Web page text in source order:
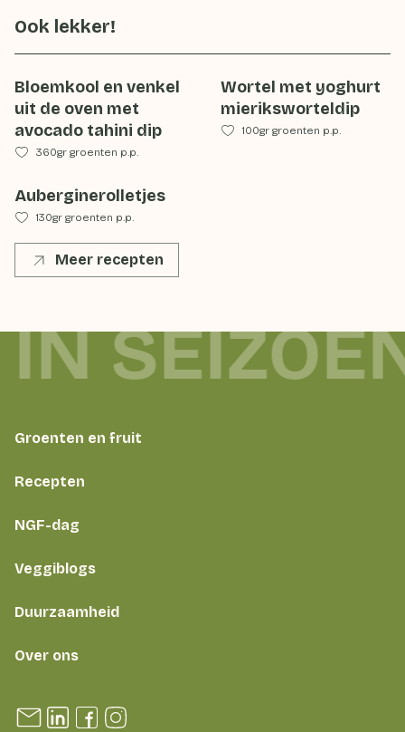
Ook lekker!
Bloemkool en venkel
uit de oven met
avocado tahini dip
360gr groenten p.p.
Wortel met yoghurt
mieriksworteldip
100gr groenten p.p.
Auberginerolletjes
130gr groenten p.p.
Meer recepten
Groenten en fruit
Recepten
NGF-dag
Veggiblogs
Duurzaamheid
Over ons